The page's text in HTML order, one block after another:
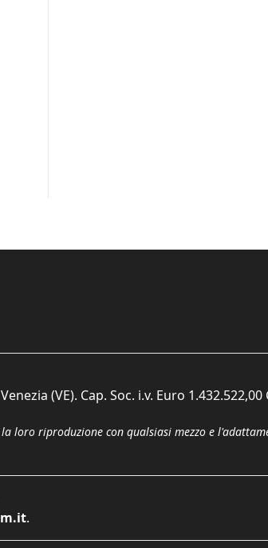
(VE). Cap. Soc. i.v. Euro 1.432.522,00
loro riproduzione con qualsiasi mezzo e
.